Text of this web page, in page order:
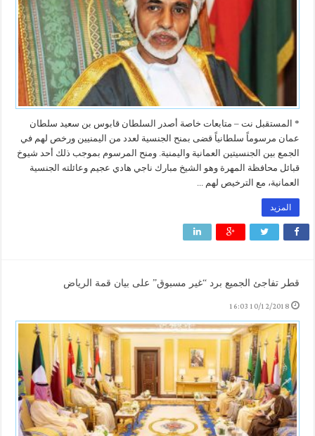
* المستقبل نت – متابعات خاصة أصدر السلطان قابوس بن سعيد سلطان
عمان مرسوماً سلطانياً قضى بمنح الجنسية لعدد من اليمنيين ورخص لهم في
الجمع بين الجنسيتين العمانية واليمنية. ومنح المرسوم بموجب ذلك أحد شيوخ
قبائل محافظة المهرة وهو الشيخ مبارك ناجي هادي عجيم وعائلته الجنسية
العمانية، مع الترخيص لهم ...
المزيد
قطر تفاجئ الجميع برد “غير مسبوق” على بيان قمة الرياض
10/12/2018 16:03